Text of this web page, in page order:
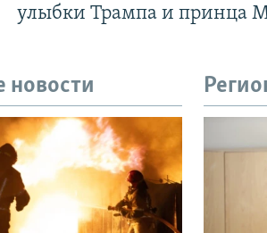
улыбки Трампа и принца
новости